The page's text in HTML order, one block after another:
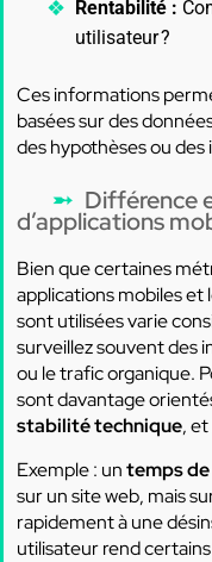
Rentabilité :
utilisateur ?
Ces informations
basées sur des
des hypothèses ou des
Différence
d’applications
Bien que certaines
applications mobiles et
sont utilisées varie
surveillez souvent des
ou le trafic organique.
sont davantage
stabilité technique, et
Exemple : untemps
sur un site web, mais
rapidement à une
utilisateur rend